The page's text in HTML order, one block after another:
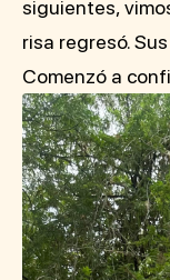
siguientes,
risa regresó.
Comenzó a